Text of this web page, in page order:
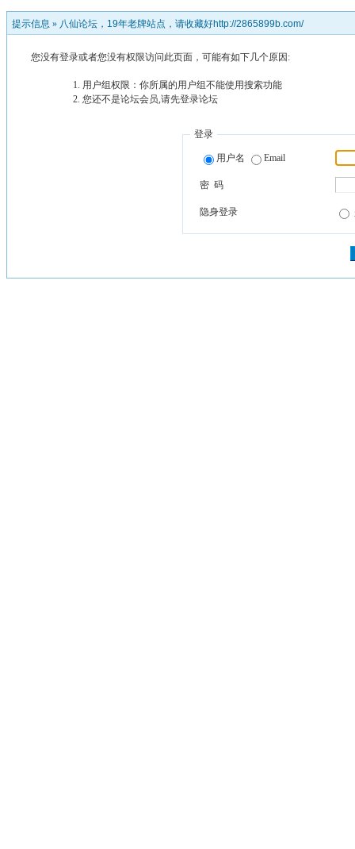
提示信息 » 八仙论坛，19年老牌站点，请收藏好http://2865899b.com/
您没有登录或者您没有权限访问此页面，可能有如下几个原因:
用户组权限：你所属的用户组不能使用搜索功能
您还不是论坛会员,请先登录论坛
登录
用户名 Email
密 码
隐身登录